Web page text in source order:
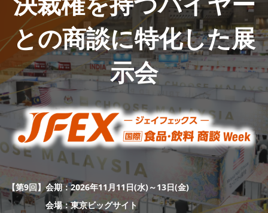
東京ビッグサイト / Tokyo Big Sight
JFEX
2026年11月11日
東京ビッグサイト / Tokyo Big Sight
国際 食品物流EXPO
2027年06月30日
東京ビッグサイト / Tokyo Big Sight
“日本の食器・調理器具”輸出EXPO
2027年06月30日
東京ビッグサイト / Tokyo Big Sight
ー
ョ
ン
を
折
り
た
た
む
ェ
イ
フ
ェ
ッ
との商談に特化した展
示会
【第9回】会期：2026年11月11日(水)～13日(金)
会場：東京ビッグサイト